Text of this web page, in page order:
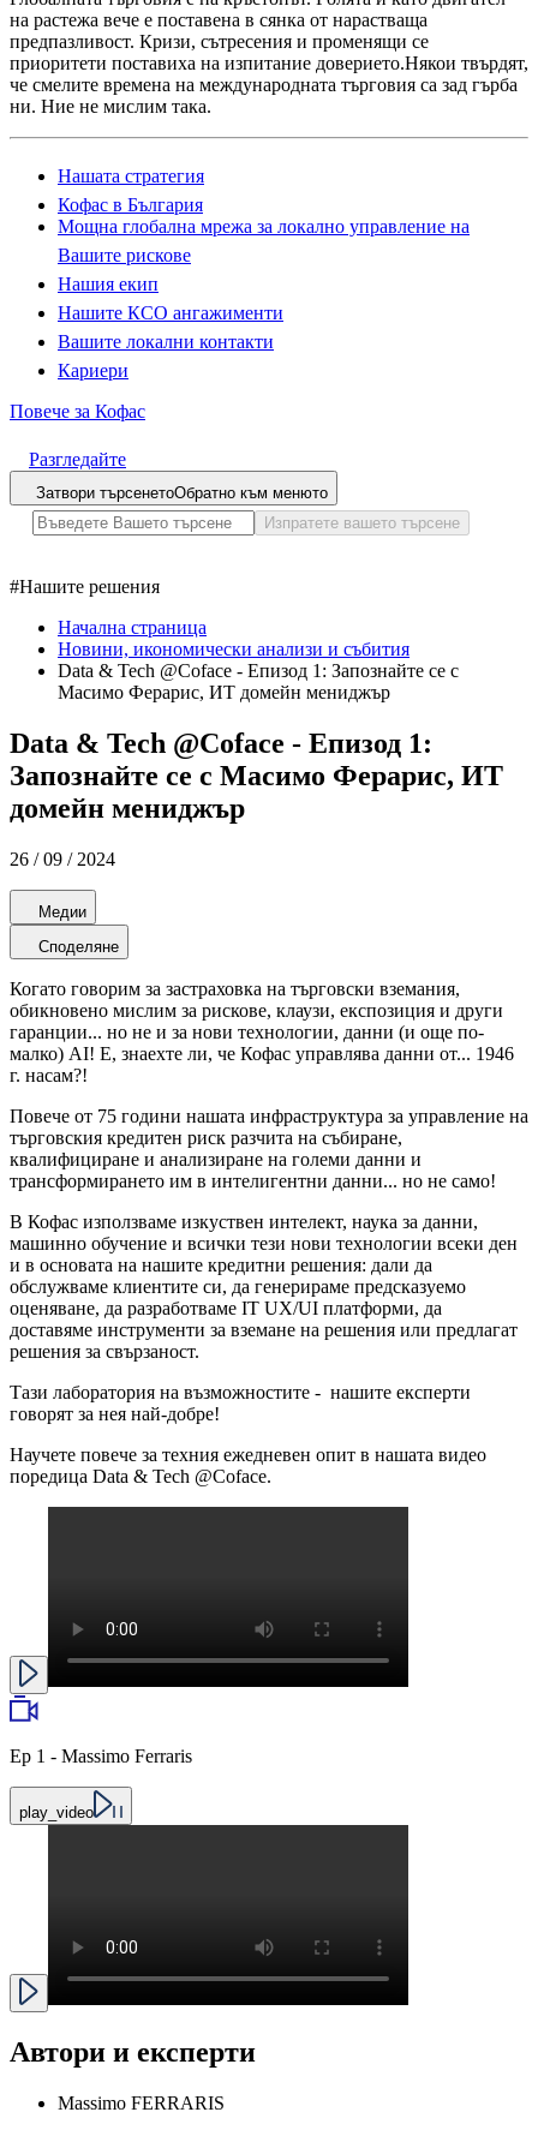
на растежа вече е поставена в сянка от нарастваща
предпазливост. Кризи, сътресения и променящи се
приоритети поставиха на изпитание доверието.Някои твърдят,
че смелите времена на международната търговия са зад гърба
ни. Ние не мислим така.
Нашата стратегия
Кофас в България
Мощна глобална мрежа за локално управление на
Вашите рискове
Нашия екип
Нашите КСО ангажименти
Вашите локални контакти
Кариери
Повече за Кофас
Разгледайте
Затвори търсенетоОбратно към менюто
Изпратете вашето търсене
#Нашите решения
Начална страница
Новини, икономически анализи и събития
Data & Tech @Coface - Епизод 1: Запознайте се с
Масимо Ферарис, ИТ домейн мениджър
Data & Tech @Coface - Епизод 1:
Запознайте се с Масимо Ферарис, ИТ
домейн мениджър
26 / 09 / 2024
Медии
Споделяне
Когато говорим за застраховка на търговски вземания,
обикновено мислим за рискове, клаузи, експозиция и други
гаранции... но не и за нови технологии, данни (и още по-
малко) AI! Е, знаехте ли, че Кофас управлява данни от... 1946
г. насам?!
Повече от 75 години нашата инфраструктура за управление на
търговския кредитен риск разчита на събиране,
квалифициране и анализиране на големи данни и
трансформирането им в интелигентни данни... но не само!
В Кофас използваме изкуствен интелект, наука за данни,
машинно обучение и всички тези нови технологии всеки ден
и в основата на нашите кредитни решения: дали да
обслужваме клиентите си, да генерираме предсказуемо
оценяване, да разработваме IT UX/UI платформи, да
доставяме инструменти за вземане на решения или предлагат
решения за свързаност.
Тази лаборатория на възможностите - нашите експерти
говорят за нея най-добре!
Научете повече за техния ежедневен опит в нашата видео
поредица Data & Tech @Coface.
Ep 1 - Massimo Ferraris
play_video
Автори и експерти
Massimo FERRARIS